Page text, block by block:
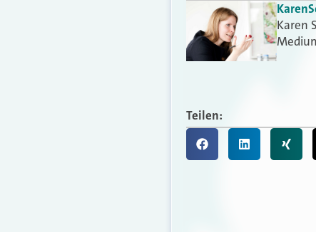
Karen
Karen
Teilen: